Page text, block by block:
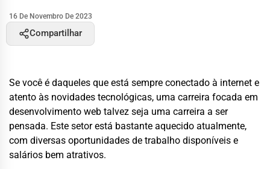
16 De Novembro De 2023
Compartilhar
Se você é daqueles que está sempre conectado à internet e
atento às novidades tecnológicas, uma carreira focada em
desenvolvimento web talvez seja uma carreira a ser
pensada. Este setor está bastante aquecido atualmente,
com diversas oportunidades de trabalho disponíveis e
salários bem atrativos.